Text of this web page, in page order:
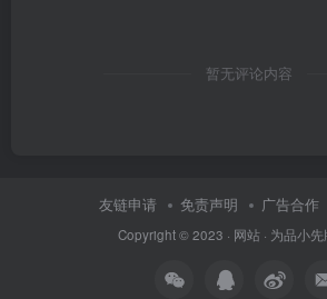
暂无评论内容
友链申请 免责声明 广告合作
Copyright © 2023 · 网站 · 为品小先